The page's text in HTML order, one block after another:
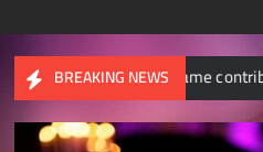
BREAKING NEWS
became contributor ..